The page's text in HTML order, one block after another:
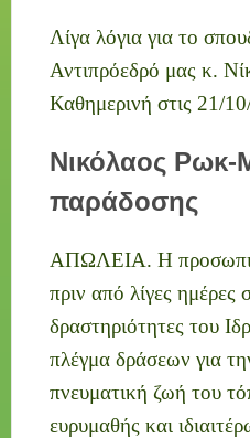
Λίγα λόγια για το
Αντιπρόεδρό μας κ.
Καθημερινή στις 21/
Νικόλαος Ρωκ-
παράδοσης
ΑΠΩΛΕΙΑ. Η
πριν από λίγες
δραστηριότητες του
πλέγμα δράσεων για
πνευματική ζωή του
ευρυμαθής και